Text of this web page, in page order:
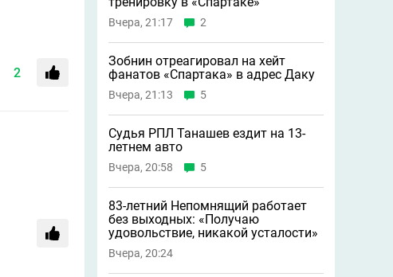
2
Вчера, 21:17 2
Зобнин отреагировал на хейт
фанатов «Спартака» в адрес Даку
Вчера, 21:13 5
Судья РПЛ Танашев ездит на 13-
летнем авто
Вчера, 20:58 5
83-летний Непомнящий работает
без выходных: «Получаю
удовольствие, никакой усталости»
Вчера, 20:24